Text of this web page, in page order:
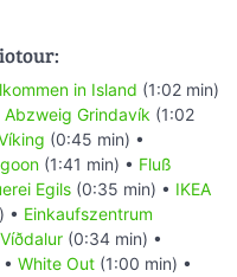
in Island (1:02 min)
Abzweig Grindavík (1:02
(0:45 min) •
(1:41 min) • Fluß
Egils (0:35 min) • IKEA
• Einkaufszentrum
(0:34 min) •
White Out (1:00 min) •